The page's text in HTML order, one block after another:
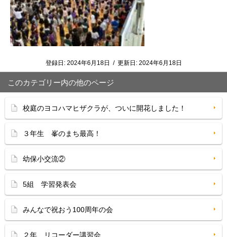
登録日: 2024年6月18日 / 更新日: 2024年6月18日
このカテゴリー内の他のページ
校庭のヨコハマヒザクラが、ついに開花しました！
３年生 峯のまち最高！
幼保小交流②
5組 学習発表会
みんなで祝おう100周年の会
２年 リコーダー講習会